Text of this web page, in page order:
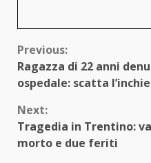
Continue
Reading
Previous:
Ragazza di 22 anni
ospedale: scatta
Next:
Tragedia in Trentino:
morto e due feriti